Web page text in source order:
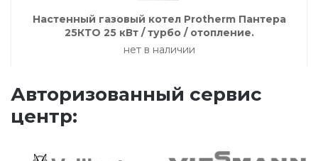
Насосные группы Vaillant
Напольные газовые котлы
Настенные конденсационные котлы
Настенный газовый котел Protherm Пантера
25КТО 25 кВт / турбо / отопление.
нет в наличии
Авторизованный сервис
центр: